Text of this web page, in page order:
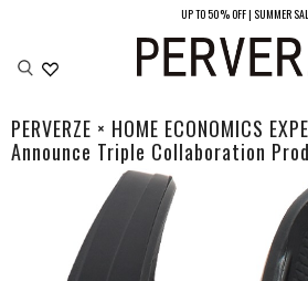
UP TO 50% OFF | SUMMER
PERVERZE × HOME ECONOMICS
Announce Triple Collaboration